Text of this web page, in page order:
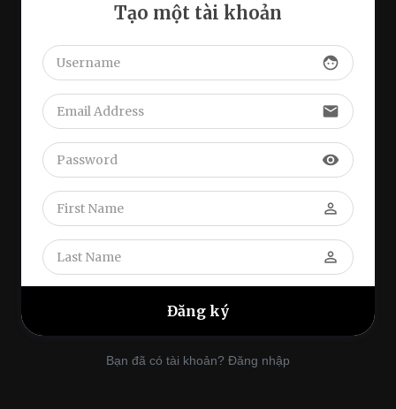
Tạo một tài khoản
face
email
visibility
perm_identity
perm_identity
Bạn đã có tài khoản? Đăng nhập